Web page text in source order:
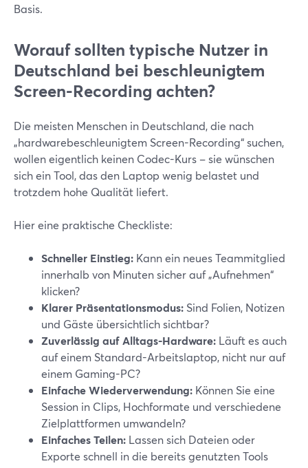
Basis.
Worauf sollten typische Nutzer in
Deutschland bei beschleunigtem
Screen-Recording achten?
Die meisten Menschen in Deutschland, die nach
„hardwarebeschleunigtem Screen-Recording“ suchen,
wollen eigentlich keinen Codec-Kurs – sie wünschen
sich ein Tool, das den Laptop wenig belastet und
trotzdem hohe Qualität liefert.
Hier eine praktische Checkliste:
Schneller Einstieg: Kann ein neues Teammitglied
innerhalb von Minuten sicher auf „Aufnehmen“
klicken?
Klarer Präsentationsmodus: Sind Folien, Notizen
und Gäste übersichtlich sichtbar?
Zuverlässig auf Alltags-Hardware: Läuft es auch
auf einem Standard-Arbeitslaptop, nicht nur auf
einem Gaming-PC?
Einfache Wiederverwendung: Können Sie eine
Session in Clips, Hochformate und verschiedene
Zielplattformen umwandeln?
Einfaches Teilen: Lassen sich Dateien oder
Exporte schnell in die bereits genutzten Tools